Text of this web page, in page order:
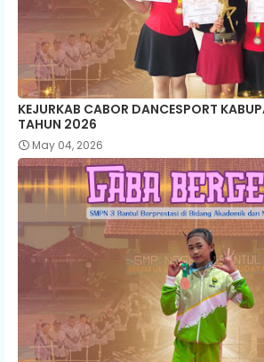
KEJURKAB CABOR DANCESPORT
TAHUN 2026
May 04, 2026